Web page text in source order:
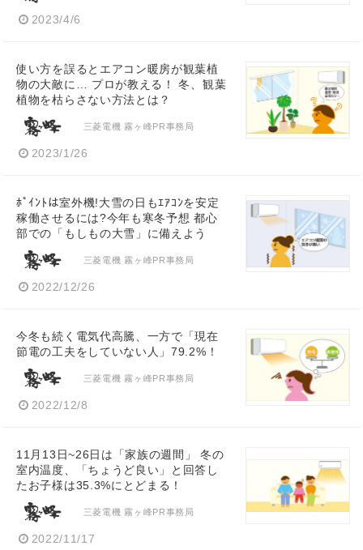
2023/4/6
使い方を誤るとエアコン暖房が観葉植
物の大敵に… プロが教える！ 冬、観葉
植物を枯らさない方法とは？
三菱電機 霧ヶ峰PR事務局
2023/1/26
ﾎﾟｲﾝﾄは室外機!大雪の日もｴｱｺﾝを安定
稼働させるには?今年も寒冬予想 都心
部での「もしもの大雪」に備えよう
三菱電機 霧ヶ峰PR事務局
2022/12/26
今冬も続く電気代高騰、一方で「現在
節電の工夫をしていない人」79.2%！
三菱電機 霧ヶ峰PR事務局
2022/12/8
11月13日~26日は「家族の週間」 冬の
室内温度、「ちょうど良い」と回答し
たお子様は35.3%にとどまる！
三菱電機 霧ヶ峰PR事務局
2022/11/17